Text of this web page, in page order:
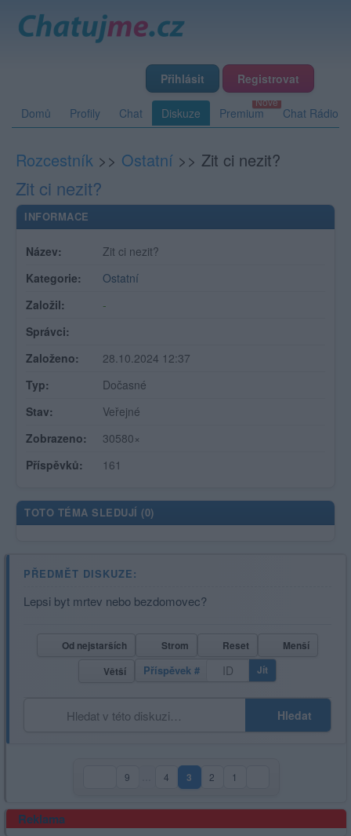
Přihlásit Registrovat
Domů Profily Chat Diskuze Premium Chat Rádio
Rozcestník >> Ostatní >> Zit ci nezit?
Zit ci nezit?
INFORMACE
Název:
Zit ci nezit?
Kategorie:
Ostatní
Založil:
-
Správci:
Založeno:
28.10.2024 12:37
Typ:
Dočasné
Stav:
Veřejné
Zobrazeno:
30580×
Příspěvků:
161
TOTO TÉMA SLEDUJÍ (0)
PŘEDMĚT DISKUZE:
Lepsi byt mrtev nebo bezdomovec?
Od nejstarších Strom Reset
Menší
Větší
Příspěvek # Jít
Hledat
9 4 3(aktuální strana)
2 1
Reklama